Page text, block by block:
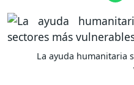
La ayuda humanitaria